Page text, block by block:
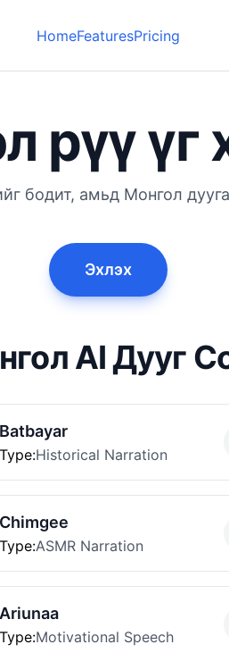
HomeFeaturesPricing
рүү үг
бодит, амьд Монгол
Эхлэх
AI Дууг
Batbayar
Type:Historical Narration
Chimgee
Type:ASMR Narration
Ariunaa
Type:Motivational Speech